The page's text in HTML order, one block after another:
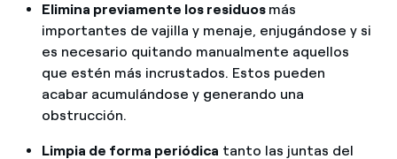
Elimina previamente los residuos más
importantes de vajilla y menaje, enjugándose y si
es necesario quitando manualmente aquellos
que estén más incrustados. Estos pueden
acabar acumulándose y generando una
obstrucción.
Limpia de forma periódica tanto las juntas del